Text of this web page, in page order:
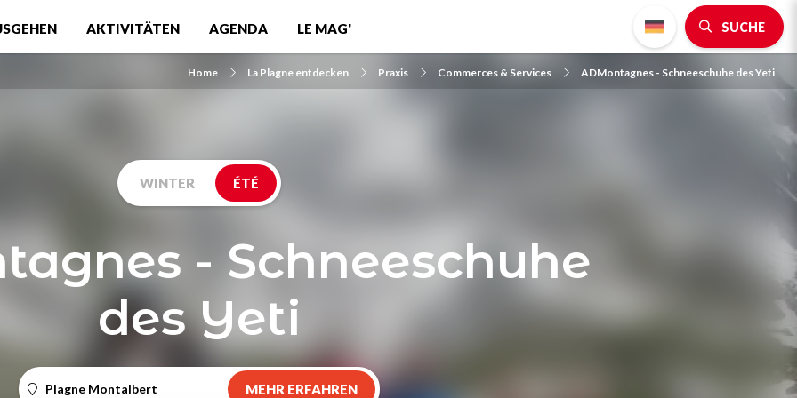
AKTIVITÄTEN AGENDA LE MAG' SUCHE
Home La Plagne entdecken Praxis Commerces & Services ADMontagnes - Schneeschuhe des Yeti
WINTER ÉTÉ
- Schneeschuhe
des Yeti
Plagne Montalbert MEHR ERFAHREN